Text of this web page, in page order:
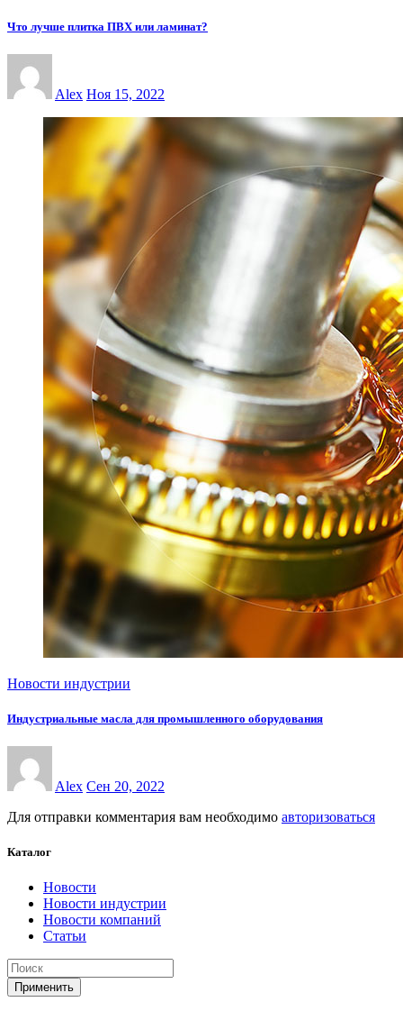
Что лучше плитка ПВХ или ламинат?
Alex Ноя 15, 2022
Новости индустрии
Индустриальные масла для промышленного оборудования
Alex Сен 20, 2022
Для отправки комментария вам необходимо авторизоваться
Каталог
Новости
Новости индустрии
Новости компаний
Статьи
Применить